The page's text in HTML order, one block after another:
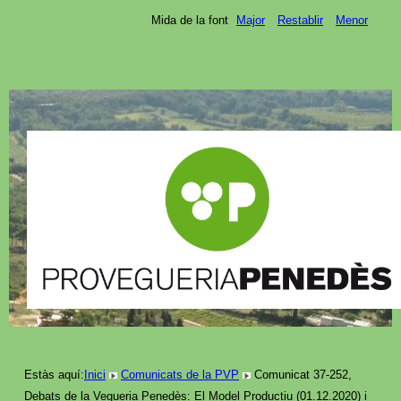
Mida de la font Major Restablir Menor
Estàs aquí:Inici Comunicats de la PVP
Comunicat 37-252,
Debats de la Vegueria Penedès: El Model Productiu (01.12.2020) i